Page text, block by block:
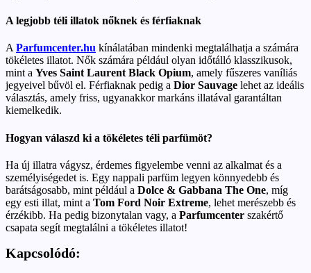
A legjobb téli illatok nőknek és férfiaknak
A Parfumcenter.hu kínálatában mindenki megtalálhatja a számára
tökéletes illatot. Nők számára például olyan időtálló klasszikusok,
mint a Yves Saint Laurent Black Opium, amely fűszeres vaníliás
jegyeivel bűvöl el. Férfiaknak pedig a Dior Sauvage lehet az ideális
választás, amely friss, ugyanakkor markáns illatával garantáltan
kiemelkedik.
Hogyan válaszd ki a tökéletes téli parfümöt?
Ha új illatra vágysz, érdemes figyelembe venni az alkalmat és a
személyiségedet is. Egy nappali parfüm legyen könnyedebb és
barátságosabb, mint például a Dolce & Gabbana The One, míg
egy esti illat, mint a Tom Ford Noir Extreme, lehet merészebb és
érzékibb. Ha pedig bizonytalan vagy, a Parfumcenter szakértő
csapata segít megtalálni a tökéletes illatot!
Kapcsolódó: